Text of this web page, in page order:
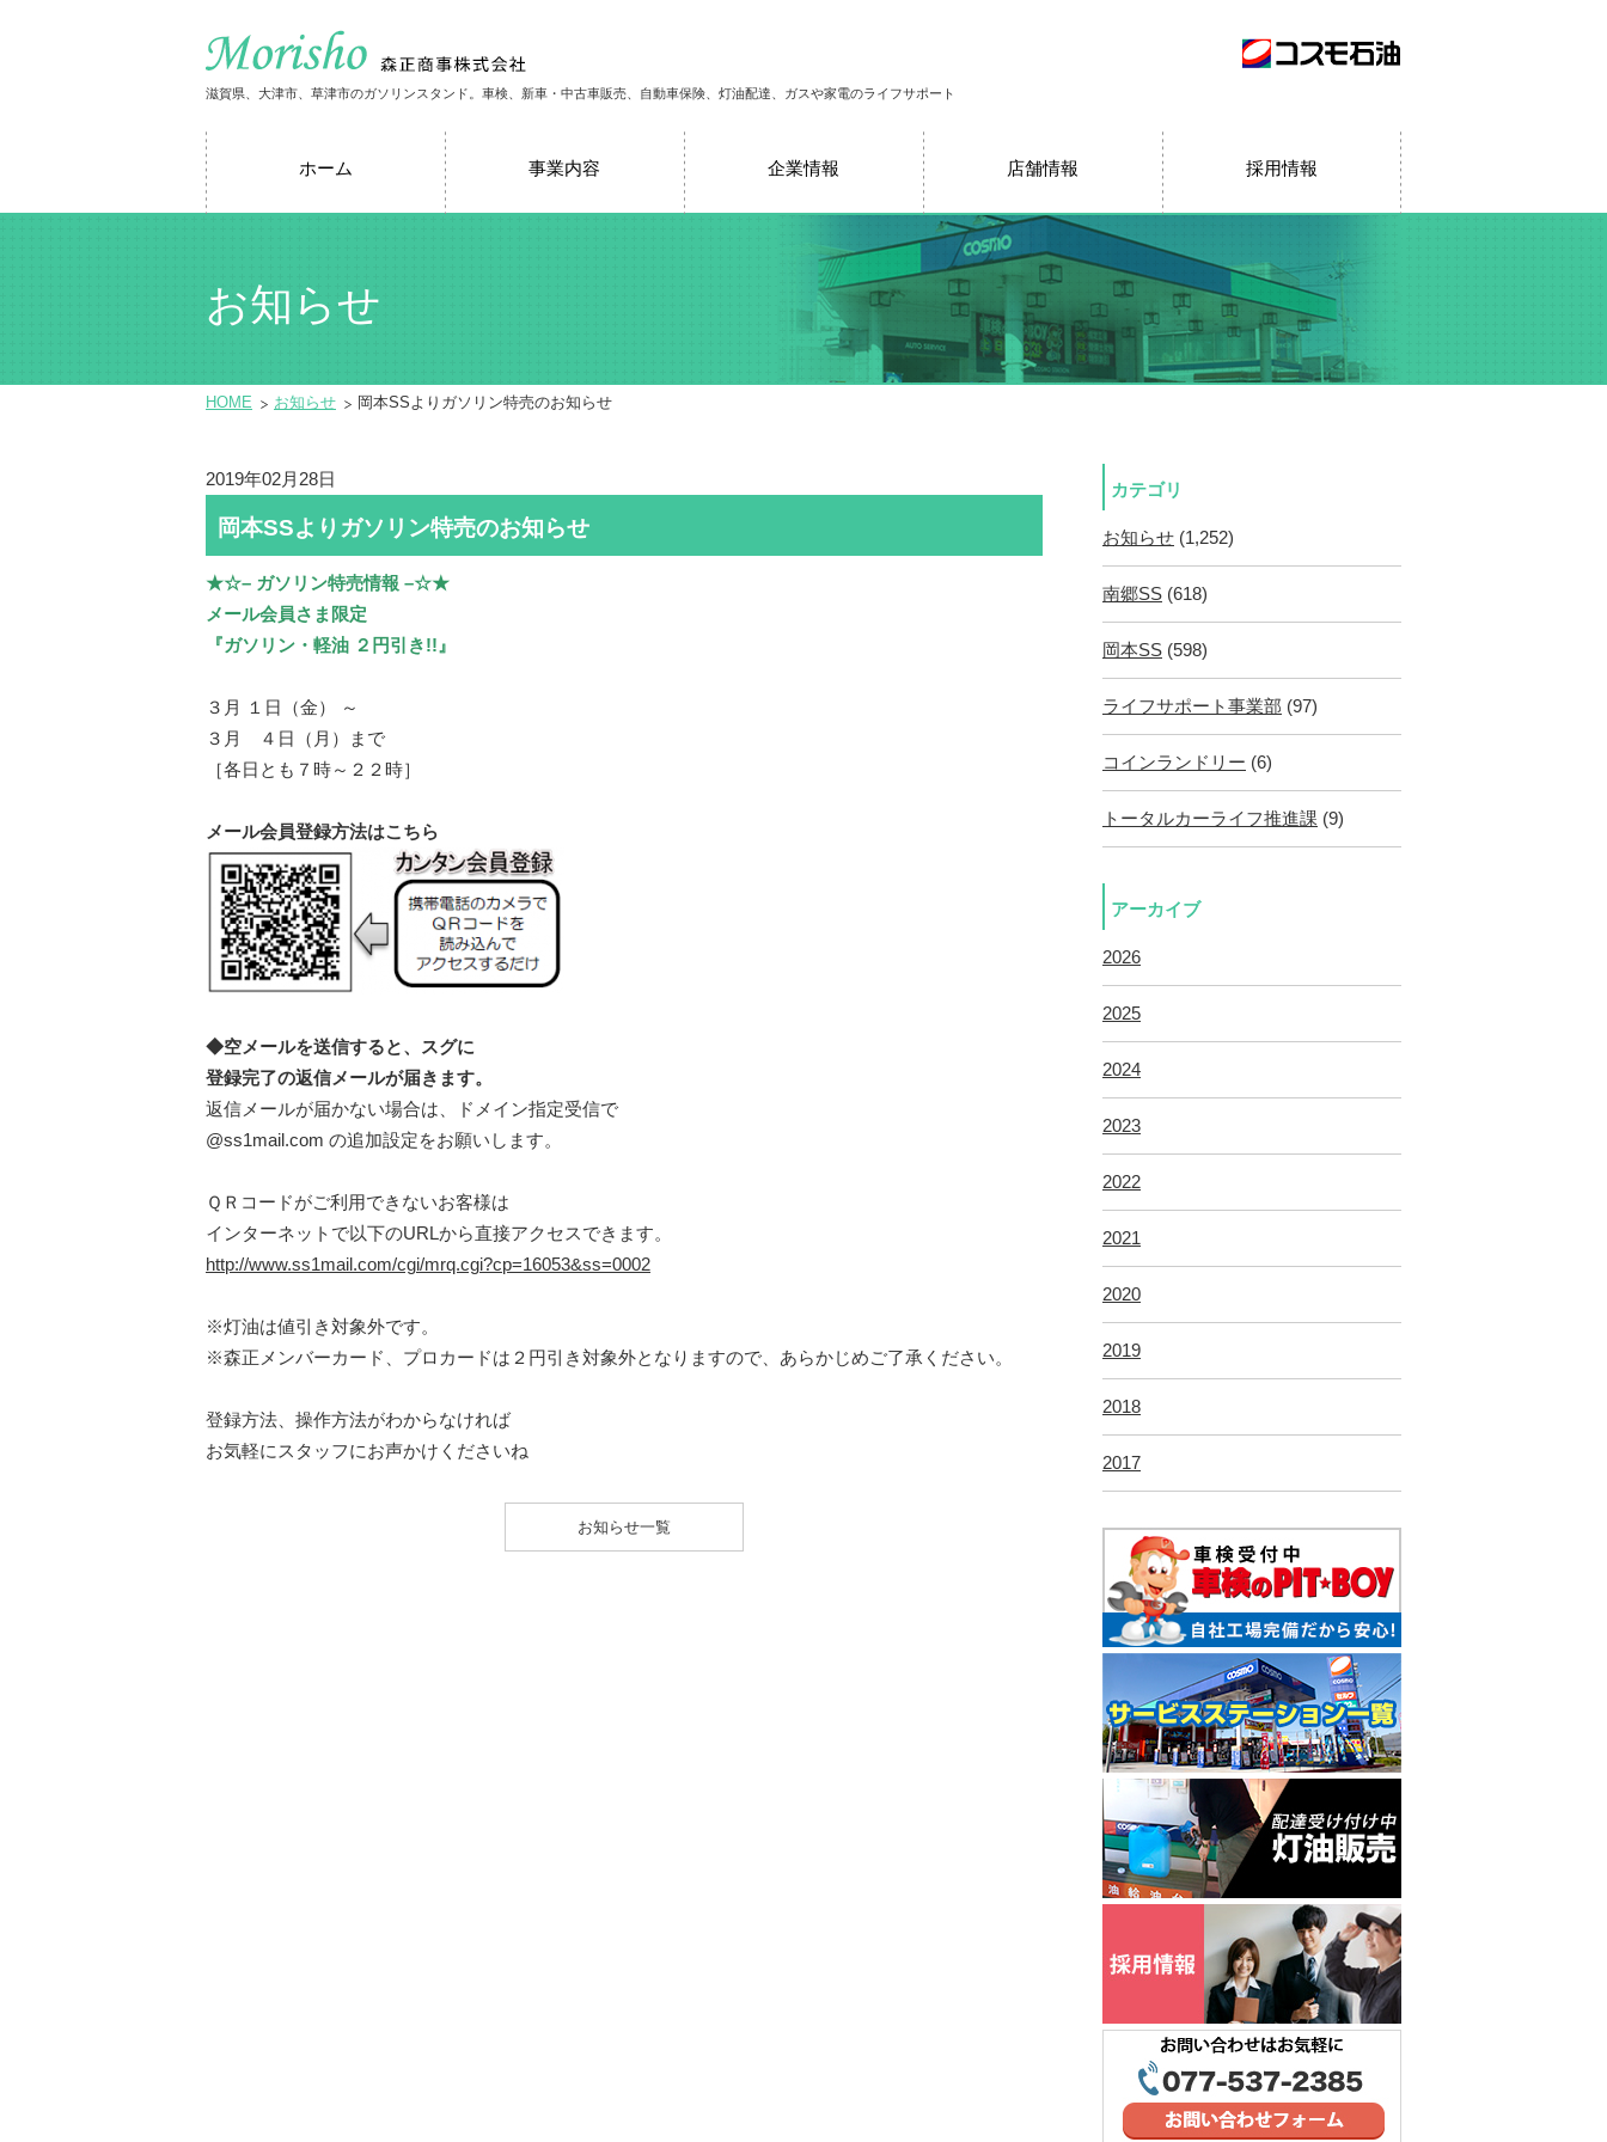
滋賀県、大津市、草津市のガソリンスタンド。車検、新車・中古車販売、自動車保険、灯油配達、ガスや家電のライフサポート
ホーム 事業内容 企業情報 店舗情報 採用情報
お知らせ
HOME お知らせ 岡本SSよりガソリン特売のお知らせ
2019年02月28日
岡本SSよりガソリン特売のお知らせ
★☆– ガソリン特売情報 –☆★
メール会員さま限定
『ガソリン・軽油 ２円引き!!』
３月 １日（金） ～
３月 ４日（月）まで
［各日とも７時～２２時］
メール会員登録方法はこちら
◆空メールを送信すると、スグに
登録完了の返信メールが届きます。
返信メールが届かない場合は、ドメイン指定受信で
@ss1mail.com の追加設定をお願いします。
ＱＲコードがご利用できないお客様は
インターネットで以下のURLから直接アクセスできます。
http://www.ss1mail.com/cgi/mrq.cgi?cp=16053&ss=0002
※灯油は値引き対象外です。
※森正メンバーカード、プロカードは２円引き対象外となりますので、あらかじめご了承ください。
登録方法、操作方法がわからなければ
お気軽にスタッフにお声かけくださいね
お知らせ一覧
カテゴリ
お知らせ (1,252)
南郷SS (618)
岡本SS (598)
ライフサポート事業部 (97)
コインランドリー (6)
トータルカーライフ推進課 (9)
アーカイブ
2026
2025
2024
2023
2022
2021
2020
2019
2018
2017